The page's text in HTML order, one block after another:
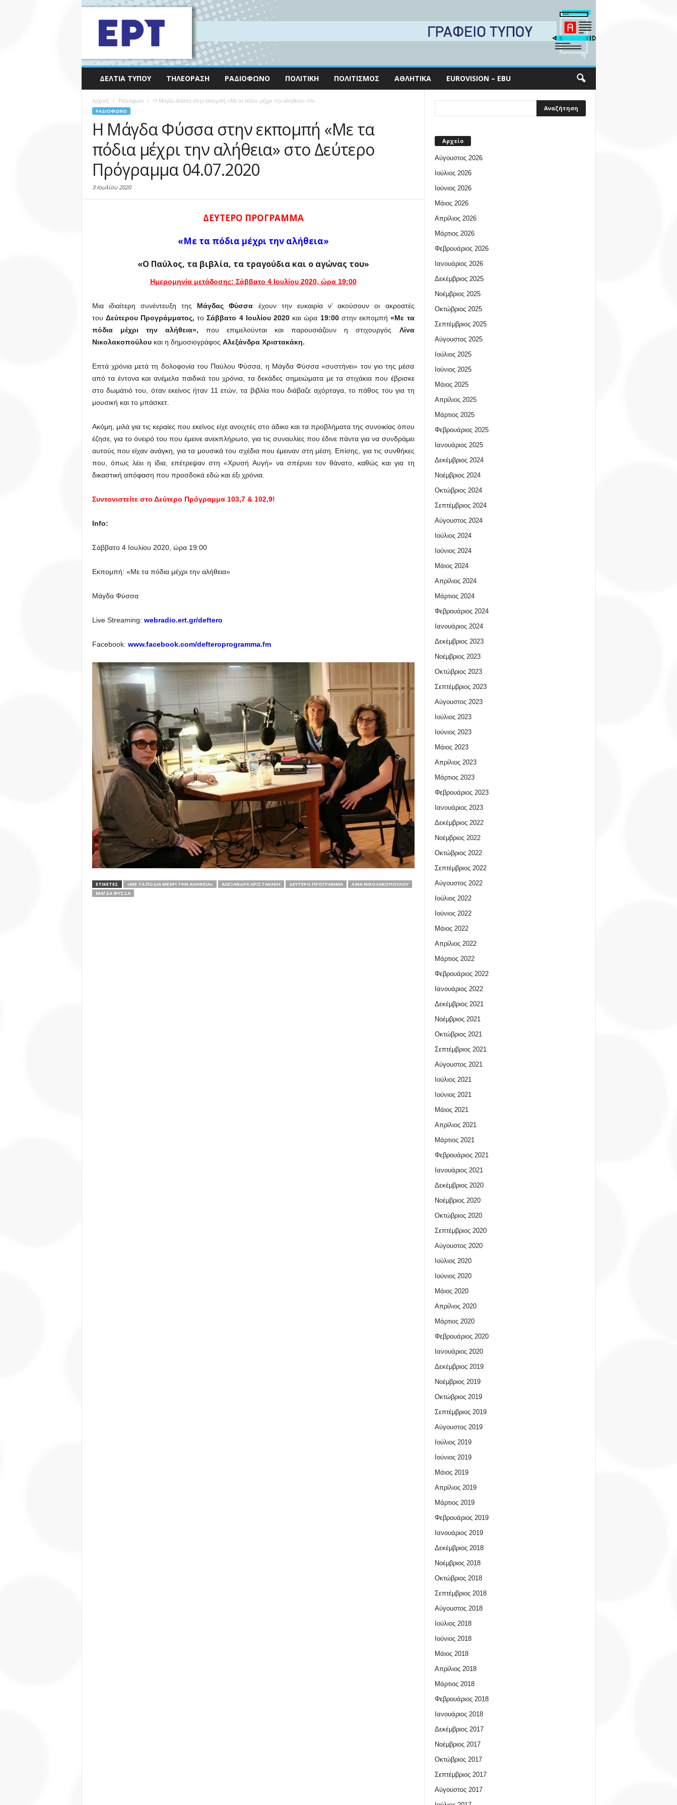
ΔΕΛΤΊΑ ΤΎΠΟΥ ΤΗΛΕΌΡΑΣΗ ΡΑΔΙΌΦΩΝΟ ΠΟΛΙΤΙΚΉ ΠΟΛΙΤΙΣΜΌΣ ΑΘΛΗΤΙΚΆ EUROVISION – EBU
Αρχική Ραδιόφωνο Η Μάγδα Φύσσα στην εκπομπή «Με τα πόδια μέχρι την αλήθεια» στο...
ΡΑΔΙΌΦΩΝΟ
Η Μάγδα Φύσσα στην εκπομπή «Με τα
πόδια μέχρι την αλήθεια» στο Δεύτερο
Πρόγραμμα 04.07.2020
3 Ιουλίου 2020
ΔΕΥΤΕΡΟ ΠΡΟΓΡΑΜΜΑ
«Με τα πόδια μέχρι την αλήθεια»
«Ο Παύλος, τα βιβλία, τα τραγούδια και ο αγώνας του»
Ημερομηνία μετάδοσης: Σάββατο 4 Ιουλίου 2020, ώρα 19:00
Μια ιδιαίτερη συνέντευξη της Μάγδας Φύσσα έχουν την ευκαιρία ν’ ακούσουν οι ακροατές
του Δεύτερου Προγράμματος,τοΣάββατο 4 Ιουλίου 2020 και ώρα 19:00 στην εκπομπή«Με τα
πόδια μέχρι την αλήθεια», που επιμελούνται και παρουσιάζουν η στιχουργός Λίνα
Νικολακοπούλουκαι η δημοσιογράφος Αλεξάνδρα Χριστακάκη.
Επτά χρόνια μετά τη δολοφονία του Παύλου Φύσσα, η Μάγδα Φύσσα «συστήνει» τον γιο της μέσα
από τα έντονα και ανέμελα παιδικά του χρόνια, τα δεκάδες σημειώματα με τα στιχάκια που έβρισκε
στο δωμάτιό του, όταν εκείνος ήταν 11 ετών, τα βιβλία που διάβαζε αχόρταγα, το πάθος του για τη
μουσική και το μπάσκετ.
Ακόμη, μιλά για τις κεραίες που εκείνος είχε ανοιχτές στο άδικο και τα προβλήματα της συνοικίας όπου
έζησε, για το όνειρό του που έμεινε ανεκπλήρωτο, για τις συναυλίες που έδινε πάντα για να συνδράμει
αυτούς που είχαν ανάγκη, για τα μουσικά του σχέδια που έμειναν στη μέση. Επίσης, για τις συνθήκες
που, όπως λέει η ίδια, επέτρεψαν στη «Χρυσή Αυγή» να σπέρνει τον θάνατο, καθώς και για τη
δικαστική απόφαση που προσδοκά εδώ και έξι χρόνια.
Συντονιστείτε στο Δεύτερο Πρόγραμμα 103,7 & 102,9!
Info:
Σάββατο 4 Ιουλίου 2020, ώρα 19:00
Εκπομπή: «Με τα πόδια μέχρι την αλήθεια»
Μάγδα Φύσσα
Live Streaming: webradio.ert.gr/deftero
Facebook: www.facebook.com/defteroprogramma.fm
ΕΤΙΚΕΤΕΣ «ΜΕ ΤΑ ΠΌΔΙΑ ΜΈΧΡΙ ΤΗΝ ΑΛΉΘΕΙΑ» ΑΛΕΞΆΝΔΡΑ ΧΡΙΣΤΑΚΆΚΗ ΔΕΎΤΕΡΟ ΠΡΌΓΡΑΜΜΑ
ΛΊΝΑ ΝΙΚΟΛΑΚΟΠΟΎΛΟΥ
ΜΆΓΔΑ ΦΎΣΣΑ
Αρχείο
Αύγουστος 2026
Ιούλιος 2026
Ιούνιος 2026
Μάιος 2026
Απρίλιος 2026
Μάρτιος 2026
Φεβρουάριος 2026
Ιανουάριος 2026
Δεκέμβριος 2025
Νοέμβριος 2025
Οκτώβριος 2025
Σεπτέμβριος 2025
Αύγουστος 2025
Ιούλιος 2025
Ιούνιος 2025
Μάιος 2025
Απρίλιος 2025
Μάρτιος 2025
Φεβρουάριος 2025
Ιανουάριος 2025
Δεκέμβριος 2024
Νοέμβριος 2024
Οκτώβριος 2024
Σεπτέμβριος 2024
Αύγουστος 2024
Ιούλιος 2024
Ιούνιος 2024
Μάιος 2024
Απρίλιος 2024
Μάρτιος 2024
Φεβρουάριος 2024
Ιανουάριος 2024
Δεκέμβριος 2023
Νοέμβριος 2023
Οκτώβριος 2023
Σεπτέμβριος 2023
Αύγουστος 2023
Ιούλιος 2023
Ιούνιος 2023
Μάιος 2023
Απρίλιος 2023
Μάρτιος 2023
Φεβρουάριος 2023
Ιανουάριος 2023
Δεκέμβριος 2022
Νοέμβριος 2022
Οκτώβριος 2022
Σεπτέμβριος 2022
Αύγουστος 2022
Ιούλιος 2022
Ιούνιος 2022
Μάιος 2022
Απρίλιος 2022
Μάρτιος 2022
Φεβρουάριος 2022
Ιανουάριος 2022
Δεκέμβριος 2021
Νοέμβριος 2021
Οκτώβριος 2021
Σεπτέμβριος 2021
Αύγουστος 2021
Ιούλιος 2021
Ιούνιος 2021
Μάιος 2021
Απρίλιος 2021
Μάρτιος 2021
Φεβρουάριος 2021
Ιανουάριος 2021
Δεκέμβριος 2020
Νοέμβριος 2020
Οκτώβριος 2020
Σεπτέμβριος 2020
Αύγουστος 2020
Ιούλιος 2020
Ιούνιος 2020
Μάιος 2020
Απρίλιος 2020
Μάρτιος 2020
Φεβρουάριος 2020
Ιανουάριος 2020
Δεκέμβριος 2019
Νοέμβριος 2019
Οκτώβριος 2019
Σεπτέμβριος 2019
Αύγουστος 2019
Ιούλιος 2019
Ιούνιος 2019
Μάιος 2019
Απρίλιος 2019
Μάρτιος 2019
Φεβρουάριος 2019
Ιανουάριος 2019
Δεκέμβριος 2018
Νοέμβριος 2018
Οκτώβριος 2018
Σεπτέμβριος 2018
Αύγουστος 2018
Ιούλιος 2018
Ιούνιος 2018
Μάιος 2018
Απρίλιος 2018
Μάρτιος 2018
Φεβρουάριος 2018
Ιανουάριος 2018
Δεκέμβριος 2017
Νοέμβριος 2017
Οκτώβριος 2017
Σεπτέμβριος 2017
Αύγουστος 2017